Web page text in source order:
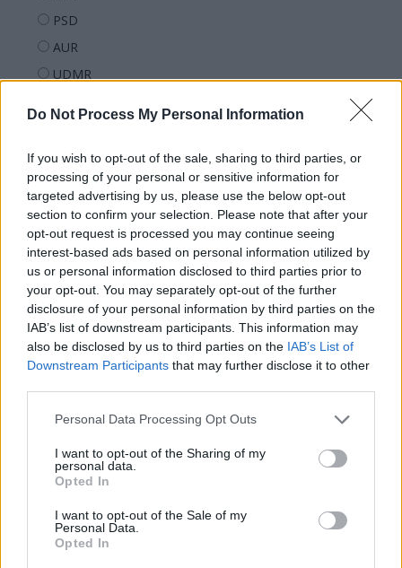
Do Not Process My Personal Information
If you wish to opt-out of the sale, sharing to third parties, or
processing of your personal or sensitive information for
targeted advertising by us, please use the below opt-out
section to confirm your selection. Please note that after your
opt-out request is processed you may continue seeing
interest-based ads based on personal information utilized by
us or personal information disclosed to third parties prior to
your opt-out. You may separately opt-out of the further
disclosure of your personal information by third parties on the
IAB’s list of downstream participants. This information may
also be disclosed by us to third parties on the IAB’s List of
Downstream Participants that may further disclose it to other
Personal Data Processing Opt Outs
I want to opt-out of the Sharing of my
personal data.
Opted In
I want to opt-out of the Sale of my
Personal Data.
Opted In
PSD
AUR
UDMR
Forța Dreptei (L. Orban)
PNȚMM
REPER
SENS
SOS (Șoșoacă)
POT (Gavrilă)
PACE (Peia)
Acțiunea Conservatoare (Târziu)
PDF (Lazarus)
PUSL (D. Voiculescu)
PNȚCD (Pavelescu)
PNCR (Terheș)
Partidul Patrioților (Surugiu)
FAR (Coarnă)
Altul